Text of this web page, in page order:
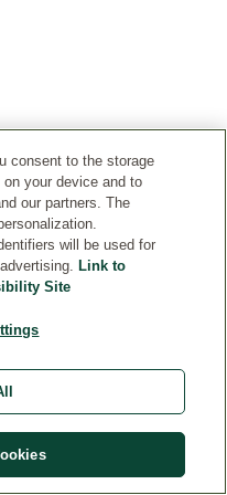
by 24 customers
of 5 stars
consent to the storage
your device and to
our partners. The
will be used for
Link to
Site